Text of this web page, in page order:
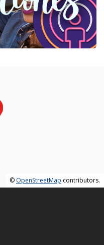
© OpenStreetMap contributors.